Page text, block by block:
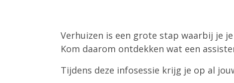
Verhuizen is een grote stap waarbij je
Kom daarom ontdekken wat een
Tijdens deze infosessie krijg je op al